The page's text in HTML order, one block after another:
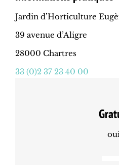
Jardin d’Horticulture
39 avenue d’Aligre
28000 Chartres
33 (0)2 37 23 40 00